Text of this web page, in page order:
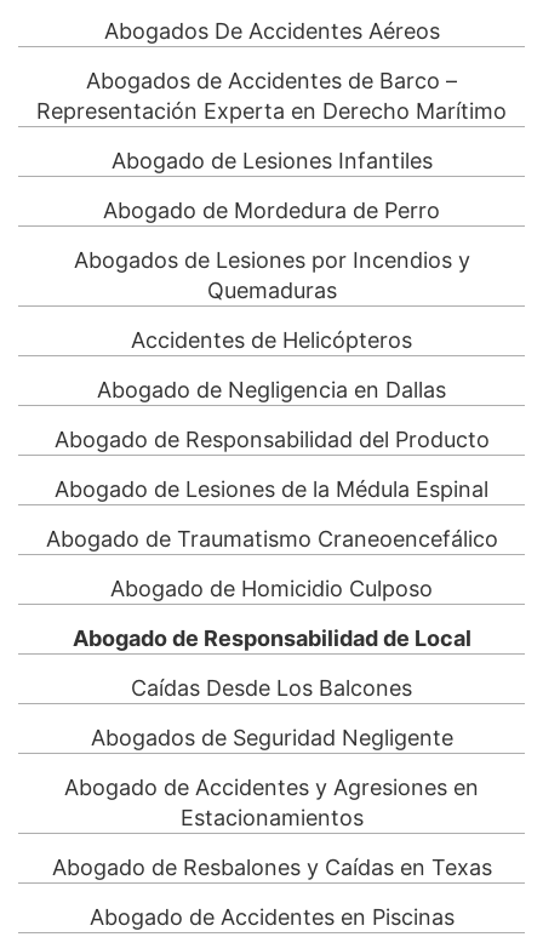
Abogados De Accidentes Aéreos
Abogados de Accidentes de Barco –
Representación Experta en Derecho Marítimo
Abogado de Lesiones Infantiles
Abogado de Mordedura de Perro
Abogados de Lesiones por Incendios y
Quemaduras
Accidentes de Helicópteros
Abogado de Negligencia en Dallas
Abogado de Responsabilidad del Producto
Abogado de Lesiones de la Médula Espinal
Abogado de Traumatismo Craneoencefálico
Abogado de Homicidio Culposo
Abogado de Responsabilidad de Local
Caídas Desde Los Balcones
Abogados de Seguridad Negligente
Abogado de Accidentes y Agresiones en
Estacionamientos
Abogado de Resbalones y Caídas en Texas
Abogado de Accidentes en Piscinas